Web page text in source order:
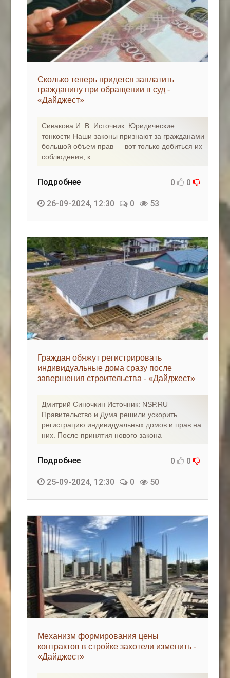
Сколько теперь придется заплатить
гражданину при обращении в суд -
«Дайджест»
Сивакова И. В. Источник: Юридические
тонкости Наши законы признают за гражданами
большой объем прав — вот только добиться их
соблюдения, к
Подробнее 0 0
26-09-2024, 12:30 0 53
Граждан обяжут регистрировать
индивидуальные дома сразу после
завершения строительства - «Дайджест»
Дмитрий Синочкин Источник: NSP.RU
Правительство и Дума решили ускорить
регистрацию индивидуальных домов и прав на
них. После принятия нового закона
Подробнее 0 0
25-09-2024, 12:30 0 50
Механизм формирования цены
контрактов в стройке захотели изменить -
«Дайджест»